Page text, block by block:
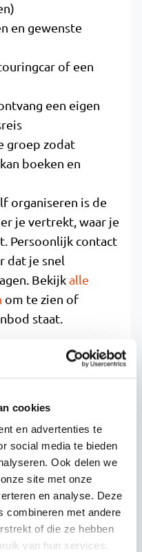
cookies
en advertenties te
social media te bieden
Ook delen we
site met onze
en analyse. Deze
combineren met andere
of die ze hebben
van hun services.
en gewenste
of een
een eigen
groep zodat
boeken en
organiseren is de
je vertrekt, waar je
Persoonlijk contact
dat je snel
Bekijkalle
om te zien of
staat.
VERVOER
boek je het beste
direct nadat je
is een van
wereld, en
raken snel vol. Wie
geen plekken